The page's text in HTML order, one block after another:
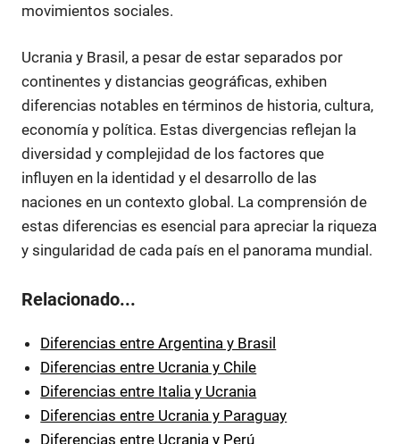
movimientos sociales.
Ucrania y Brasil, a pesar de estar separados por
continentes y distancias geográficas, exhiben
diferencias notables en términos de historia, cultura,
economía y política. Estas divergencias reflejan la
diversidad y complejidad de los factores que
influyen en la identidad y el desarrollo de las
naciones en un contexto global. La comprensión de
estas diferencias es esencial para apreciar la riqueza
y singularidad de cada país en el panorama mundial.
Relacionado...
Diferencias entre Argentina y Brasil
Diferencias entre Ucrania y Chile
Diferencias entre Italia y Ucrania
Diferencias entre Ucrania y Paraguay
Diferencias entre Ucrania y Perú